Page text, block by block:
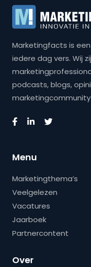
Marketingfacts is
iedere dag vers. Wij
podcasts, blogs,
Menu
Marketingthema’s
Veelgelezen
Vacatures
Jaarboek
Partnercontent
Over